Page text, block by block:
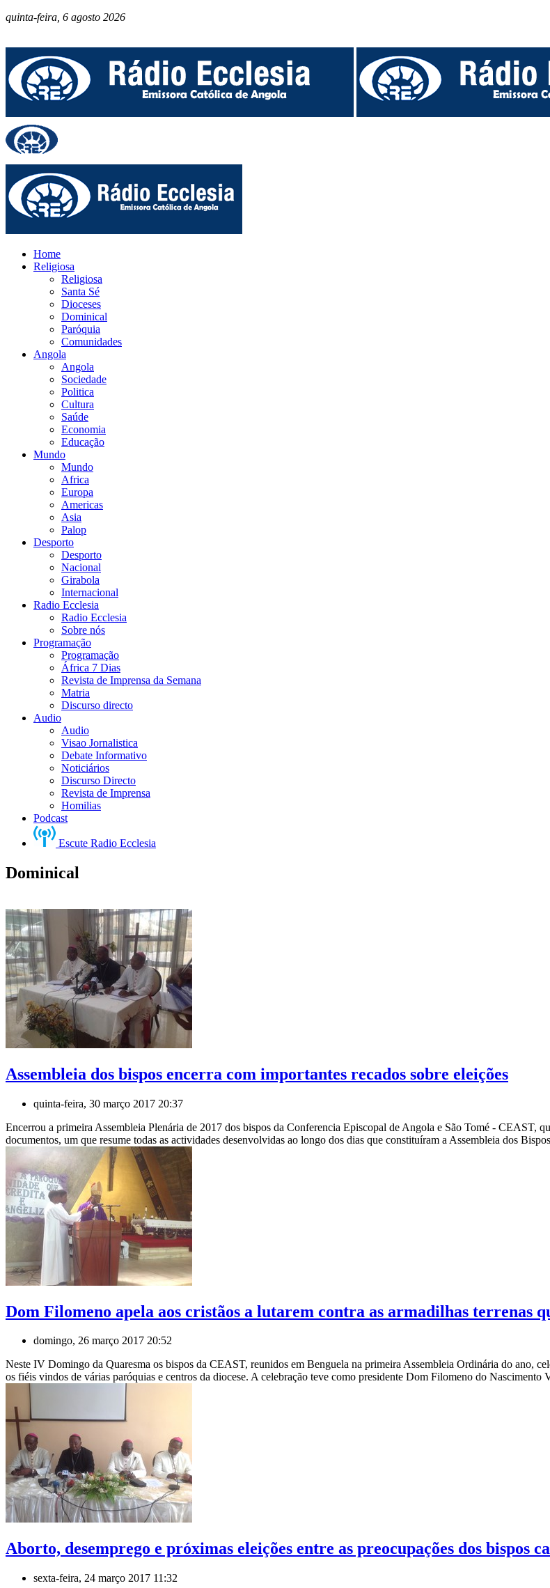
quinta-feira, 6 agosto 2026
Home
Religiosa
Religiosa
Santa Sé
Dioceses
Dominical
Paróquia
Comunidades
Angola
Angola
Sociedade
Politica
Cultura
Saúde
Economia
Educação
Mundo
Mundo
Africa
Europa
Americas
Asia
Palop
Desporto
Desporto
Nacional
Girabola
Internacional
Radio Ecclesia
Radio Ecclesia
Sobre nós
Programação
Programação
África 7 Dias
Revista de Imprensa da Semana
Matria
Discurso directo
Audio
Audio
Visao Jornalistica
Debate Informativo
Noticiários
Discurso Directo
Revista de Imprensa
Homilias
Podcast
Escute Radio Ecclesia
Dominical
Assembleia dos bispos encerra com importantes recados sobre eleições
quinta-feira, 30 março 2017 20:37
Encerrou a primeira Assembleia Plenária de 2017 dos bispos da Conferencia Episcopal de Angola e São Tomé - CEAST,
documentos, um que resume todas as actividades desenvolvidas ao longo dos dias que constituíram a Assembleia dos
Dom Filomeno apela aos cristãos a lutarem contra as armadilhas terrenas
domingo, 26 março 2017 20:52
Neste IV Domingo da Quaresma os bispos da CEAST, reunidos em Benguela na primeira Assembleia Ordinária do ano,
os fiéis vindos de várias paróquias e centros da diocese. A celebração teve como presidente Dom Filomeno do Nascimento
Aborto, desemprego e próximas eleições entre as preocupações dos bispos
sexta-feira, 24 março 2017 11:32